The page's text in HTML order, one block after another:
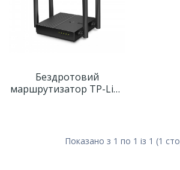
Бездротовий
маршрутизатор TP-Link
Показано з 1 по 1 із 1 (1